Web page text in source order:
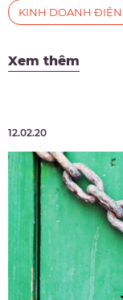
Xem thêm
KINH DOANH ĐIỆN
12.02.20